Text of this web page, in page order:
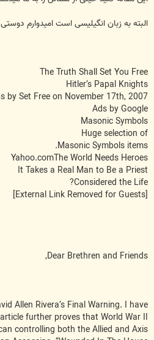
البته به زبان انگيليسی است اميدوارم
The Truth Shall Set You Free
Hitler’s Papal Knights
by Set Free on November 17th, 2007
Ads by Google
Masonic Symbols
Huge selection of
Masonic Symbols items.
Yahoo.comThe World Needs Heroes
It Takes a Real Man to Be a Priest
Considered the Life?
Dear Brethren and Friends,
Allen Rivera’s Final Warning. I have
further proves that World War II
controlling both the Allied and Axis